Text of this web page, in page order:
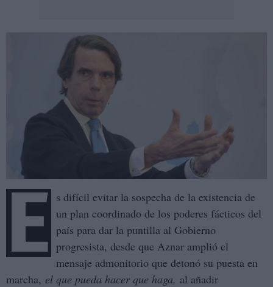
E s difícil evitar la sospecha de la existencia de
un plan coordinado de los poderes fácticos del
país para dar la puntilla al Gobierno
progresista, desde que Aznar amplió el
mensaje admonitorio que detonó su puesta en
marcha, el que pueda hacer que haga, al añadir